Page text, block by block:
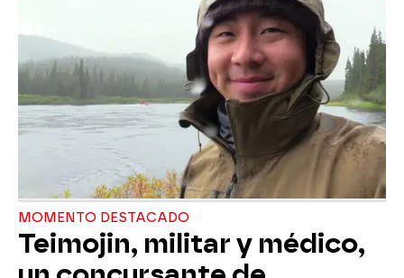
MOMENTO DESTACADO
Teimojin, militar y médico,